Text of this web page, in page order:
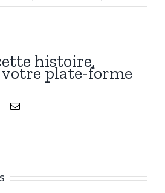
histoire,
votre plate-forme
WhatsApp
Email